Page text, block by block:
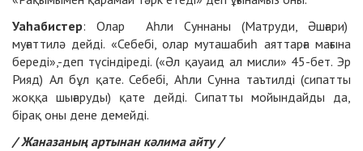
Уаһабистер: Олар Аһли Суннаны (Матруди, Әшғари)
муғаттилә дейді. «Себебі, олар муташабиһ аяттарға мағына
береді»,-деп түсіндіреді. («Әл қауаид ал мисли» 45-бет. Эр
Рияд) Ал бұл қате. Себебі, Аһли Сунна таътилді (сипатты
жоққа шығаруды) қате дейді. Сипатты мойындайды да,
бірақ оны дене демейді.
/ Жаназаның артынан кәлима айту /